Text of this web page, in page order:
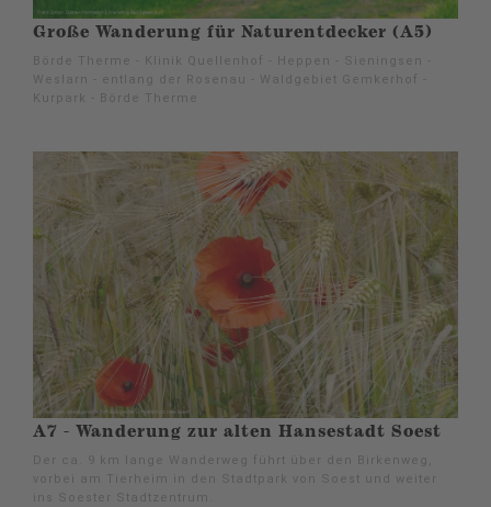
Große Wanderung für Naturentdecker (A5)
Börde Therme - Klinik Quellenhof - Heppen - Sieningsen -
Weslarn - entlang der Rosenau - Waldgebiet Gemkerhof -
Kurpark - Börde Therme
A7 - Wanderung zur alten Hansestadt Soest
Der ca. 9 km lange Wanderweg führt über den Birkenweg,
vorbei am Tierheim in den Stadtpark von Soest und weiter
ins Soester Stadtzentrum.